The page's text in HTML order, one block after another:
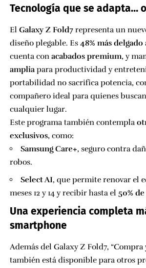
Tecnología que se adapta…
El Galaxy Z Fold7 representa un
diseño plegable. Es 48% más delgado
cuenta con acabados premium, y
ampliapara productividad y
portabilidad no sacrifica potencia,
compañero ideal para quienes
cualquier lugar.
Este programa también contempla
exclusivos, como:
Samsung Care+, seguro contra
robos.
Select AI, que permite renovar el
meses 12 y 14 y recibir hasta el 50%
Una experiencia completa
smartphone
Además del Galaxy Z Fold7, “Compra
también está disponible para otros